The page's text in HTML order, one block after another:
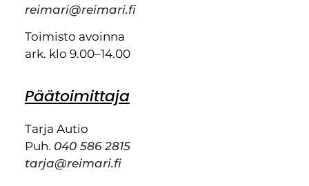
reimari@reimari.fi
Toimisto avoinna
ark. klo 9.00–14.00
Päätoimittaja
Tarja Autio
Puh. 040 586 2815
tarja@reimari.fi